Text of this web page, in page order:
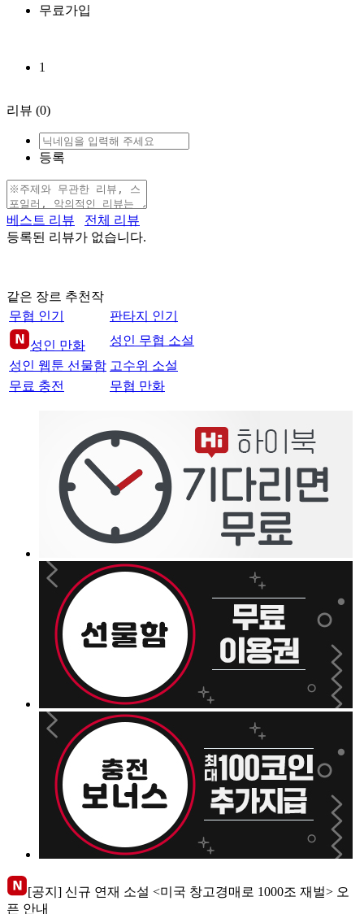
무료가입
1
리뷰 (0)
등록
베스트 리뷰
전체 리뷰
등록된 리뷰가 없습니다.
같은 장르 추천작
무협 인기
판타지 인기
성인 만화
성인 무협 소설
성인 웹툰 선물함 고수위 소설
무료 충전
무협 만화
[공지] 신규 연재 소설 <미국 창고경매로 1000조 재벌> 오
픈 안내